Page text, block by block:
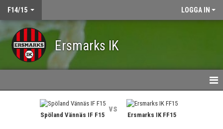
F14/15 LOGGA IN
Ersmarks IK
Spöland Vännäs IF F15
vs
Ersmarks IK FF15